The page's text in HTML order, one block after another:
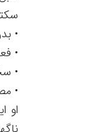
•
•
•
•
او